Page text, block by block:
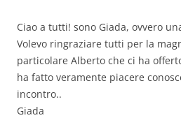
Ciao a tutti! sono Giada, ovvero
Volevo ringraziare tutti per la
particolare Alberto che ci ha
ha fatto veramente piacere
incontro..
Giada